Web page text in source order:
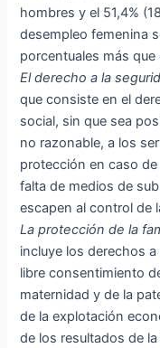
hombres y el 51,4%
desempleo femenina
porcentuales más
El derecho a la
que consiste en el
social, sin que sea
no razonable, a los
protección en caso
falta de medios de
escapen al control de
La protección de la
incluye los derechos
libre consentimiento
maternidad y de la
de la explotación
de los resultados de